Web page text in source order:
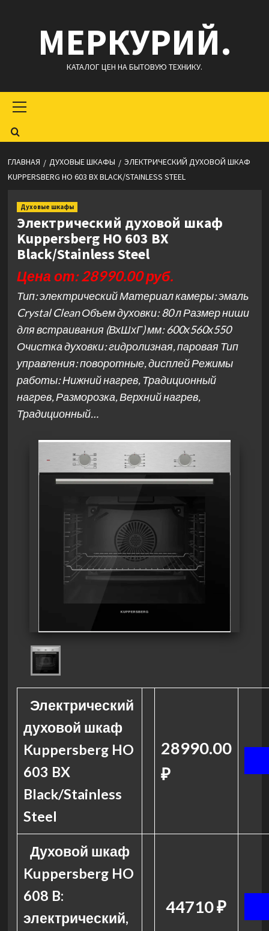
содержимомуМЕРКУРИЙ.
КАТАЛОГ ЦЕН НА БЫТОВУЮ ТЕХНИКУ.
меню
ГЛАВНАЯ ДУХОВЫЕ ШКАФЫ
ЭЛЕКТРИЧЕСКИЙ ДУХОВОЙ ШКАФ
KUPPERSBERG HO 603 BX BLACK/STAINLESS STEEL
Духовые шкафы
Электрический духовой шкаф
Kuppersberg HO 603 BX
Black/Stainless Steel
Цена от: 28990.00 руб.
Тип: электрический Материал камеры: эмаль
Crystal Clean Объем духовки: 80 л Размер ниши
для встраивания (ВхШхГ) мм: 600х560х550
Очистка духовки: гидролизная, паровая Тип
управления: поворотные, дисплей Режимы
работы: Нижний нагрев, Традиционный
нагрев, Разморозка, Верхний нагрев,
Традиционный…
Электрический
духовой шкаф
Kuppersberg HO
603 BX
Black/Stainless
Steel
28990.00
₽
Духовой шкаф
Kuppersberg HO
608 B:
электрический,
44710 ₽